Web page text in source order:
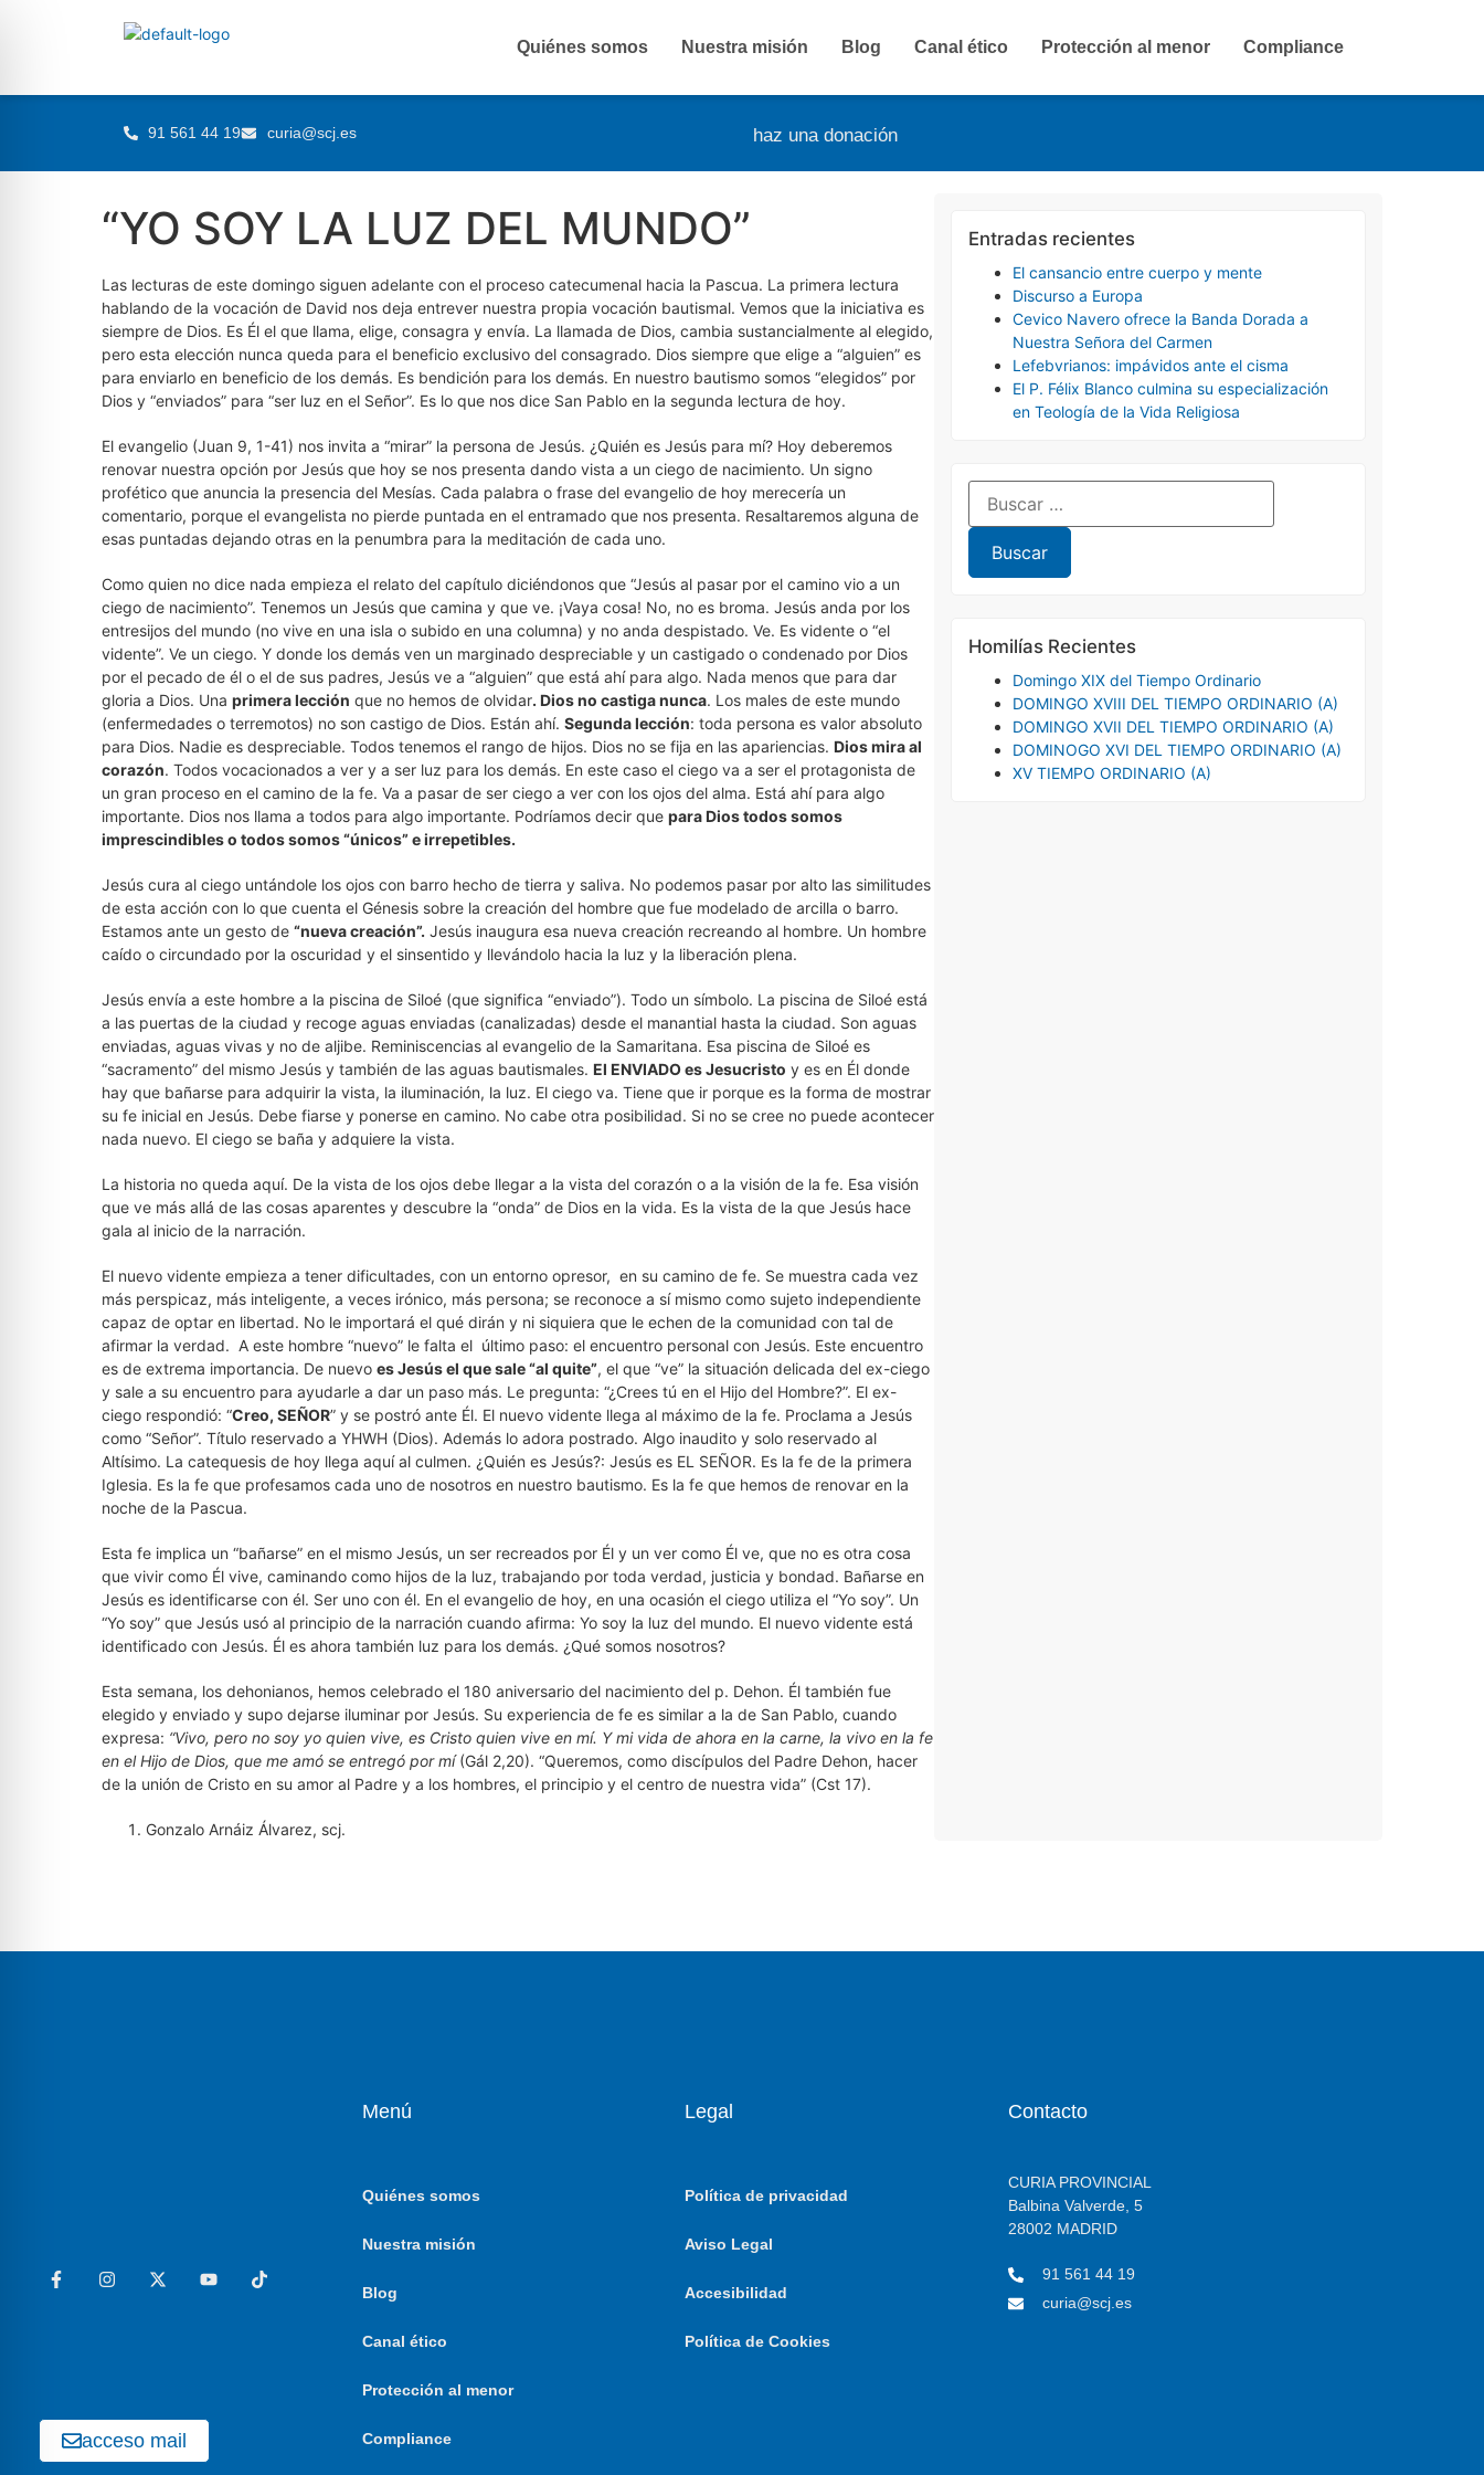
91 561 44 19 curia@scj.es haz una donación
Quiénes somos Nuestra misión Blog Canal ético Protección al menor Compliance
“YO SOY LA LUZ DEL MUNDO”
Las lecturas de este domingo siguen adelante con el proceso catecumenal hacia la Pascua. La primera lectura
hablando de la vocación de David nos deja entrever nuestra propia vocación bautismal. Vemos que la iniciativa es
siempre de Dios. Es Él el que llama, elige, consagra y envía. La llamada de Dios, cambia sustancialmente al elegido,
pero esta elección nunca queda para el beneficio exclusivo del consagrado. Dios siempre que elige a “alguien” es
para enviarlo en beneficio de los demás. Es bendición para los demás. En nuestro bautismo somos “elegidos” por
Dios y “enviados” para “ser luz en el Señor”. Es lo que nos dice San Pablo en la segunda lectura de hoy.
El evangelio (Juan 9, 1-41) nos invita a “mirar” la persona de Jesús. ¿Quién es Jesús para mí? Hoy deberemos
renovar nuestra opción por Jesús que hoy se nos presenta dando vista a un ciego de nacimiento. Un signo
profético que anuncia la presencia del Mesías. Cada palabra o frase del evangelio de hoy merecería un
comentario, porque el evangelista no pierde puntada en el entramado que nos presenta. Resaltaremos alguna de
esas puntadas dejando otras en la penumbra para la meditación de cada uno.
Como quien no dice nada empieza el relato del capítulo diciéndonos que “Jesús al pasar por el camino vio a un
ciego de nacimiento”. Tenemos un Jesús que camina y que ve. ¡Vaya cosa! No, no es broma. Jesús anda por los
entresijos del mundo (no vive en una isla o subido en una columna) y no anda despistado. Ve. Es vidente o “el
vidente”. Ve un ciego. Y donde los demás ven un marginado despreciable y un castigado o condenado por Dios
por el pecado de él o el de sus padres, Jesús ve a “alguien” que está ahí para algo. Nada menos que para dar
gloria a Dios. Una primera lección que no hemos de olvidar. Dios no castiga nunca. Los males de este mundo
(enfermedades o terremotos) no son castigo de Dios. Están ahí. Segunda lección: toda persona es valor absoluto
para Dios. Nadie es despreciable. Todos tenemos el rango de hijos. Dios no se fija en las apariencias. Dios mira al
corazón. Todos vocacionados a ver y a ser luz para los demás. En este caso el ciego va a ser el protagonista de
un gran proceso en el camino de la fe. Va a pasar de ser ciego a ver con los ojos del alma. Está ahí para algo
importante. Dios nos llama a todos para algo importante. Podríamos decir que para Dios todos somos
imprescindibles o todos somos “únicos” e irrepetibles.
Jesús cura al ciego untándole los ojos con barro hecho de tierra y saliva. No podemos pasar por alto las similitudes
de esta acción con lo que cuenta el Génesis sobre la creación del hombre que fue modelado de arcilla o barro.
Estamos ante un gesto de “nueva creación”. Jesús inaugura esa nueva creación recreando al hombre. Un hombre
caído o circundado por la oscuridad y el sinsentido y llevándolo hacia la luz y la liberación plena.
Jesús envía a este hombre a la piscina de Siloé (que significa “enviado”). Todo un símbolo. La piscina de Siloé está
a las puertas de la ciudad y recoge aguas enviadas (canalizadas) desde el manantial hasta la ciudad. Son aguas
enviadas, aguas vivas y no de aljibe. Reminiscencias al evangelio de la Samaritana. Esa piscina de Siloé es
“sacramento” del mismo Jesús y también de las aguas bautismales. El ENVIADO es Jesucristo y es en Él donde
hay que bañarse para adquirir la vista, la iluminación, la luz. El ciego va. Tiene que ir porque es la forma de mostrar
su fe inicial en Jesús. Debe fiarse y ponerse en camino. No cabe otra posibilidad. Si no se cree no puede acontecer
nada nuevo. El ciego se baña y adquiere la vista.
La historia no queda aquí. De la vista de los ojos debe llegar a la vista del corazón o a la visión de la fe. Esa visión
que ve más allá de las cosas aparentes y descubre la “onda” de Dios en la vida. Es la vista de la que Jesús hace
gala al inicio de la narración.
El nuevo vidente empieza a tener dificultades, con un entorno opresor, en su camino de fe. Se muestra cada vez
más perspicaz, más inteligente, a veces irónico, más persona; se reconoce a sí mismo como sujeto independiente
capaz de optar en libertad. No le importará el qué dirán y ni siquiera que le echen de la comunidad con tal de
afirmar la verdad. A este hombre “nuevo” le falta el último paso: el encuentro personal con Jesús. Este encuentro
es de extrema importancia. De nuevo es Jesús el que sale “al quite”, el que “ve” la situación delicada del ex-ciego
y sale a su encuentro para ayudarle a dar un paso más. Le pregunta: “¿Crees tú en el Hijo del Hombre?”. El ex-
ciego respondió: “Creo, SEÑOR” y se postró ante Él. El nuevo vidente llega al máximo de la fe. Proclama a Jesús
como “Señor”. Título reservado a YHWH (Dios). Además lo adora postrado. Algo inaudito y solo reservado al
Altísimo. La catequesis de hoy llega aquí al culmen. ¿Quién es Jesús?: Jesús es EL SEÑOR. Es la fe de la primera
Iglesia. Es la fe que profesamos cada uno de nosotros en nuestro bautismo. Es la fe que hemos de renovar en la
noche de la Pascua.
Esta fe implica un “bañarse” en el mismo Jesús, un ser recreados por Él y un ver como Él ve, que no es otra cosa
que vivir como Él vive, caminando como hijos de la luz, trabajando por toda verdad, justicia y bondad. Bañarse en
Jesús es identificarse con él. Ser uno con él. En el evangelio de hoy, en una ocasión el ciego utiliza el “Yo soy”. Un
“Yo soy” que Jesús usó al principio de la narración cuando afirma: Yo soy la luz del mundo. El nuevo vidente está
identificado con Jesús. Él es ahora también luz para los demás. ¿Qué somos nosotros?
Esta semana, los dehonianos, hemos celebrado el 180 aniversario del nacimiento del p. Dehon. Él también fue
elegido y enviado y supo dejarse iluminar por Jesús. Su experiencia de fe es similar a la de San Pablo, cuando
expresa: “Vivo, pero no soy yo quien vive, es Cristo quien vive en mí. Y mi vida de ahora en la carne, la vivo en la fe
en el Hijo de Dios, que me amó se entregó por mí(Gál 2,20). “Queremos, como discípulos del Padre Dehon, hacer
de la unión de Cristo en su amor al Padre y a los hombres, el principio y el centro de nuestra vida” (Cst 17).
Gonzalo Arnáiz Álvarez, scj.
Entradas recientes
El cansancio entre cuerpo y mente
Discurso a Europa
Cevico Navero ofrece la Banda Dorada a
Nuestra Señora del Carmen
Lefebvrianos: impávidos ante el cisma
El P. Félix Blanco culmina su especialización
en Teología de la Vida Religiosa
Homilías Recientes
Domingo XIX del Tiempo Ordinario
DOMINGO XVIII DEL TIEMPO ORDINARIO (A)
DOMINGO XVII DEL TIEMPO ORDINARIO (A)
DOMINOGO XVI DEL TIEMPO ORDINARIO (A)
XV TIEMPO ORDINARIO (A)
acceso mail
Menú
Quiénes somos
Nuestra misión
Blog
Canal ético
Protección al menor
Compliance
Legal
Política de privacidad
Aviso Legal
Accesibilidad
Política de Cookies
Contacto
CURIA PROVINCIAL
Balbina Valverde, 5
28002 MADRID
91 561 44 19
curia@scj.es